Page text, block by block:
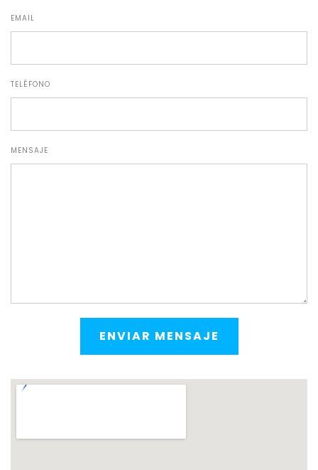
EMAIL
TELÉFONO
MENSAJE